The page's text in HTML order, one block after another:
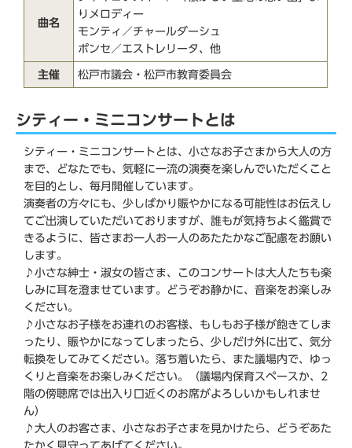
曲名
りメロディー
モンティ／チャールダーシュ
ポンセ／エストレリータ、他
主催 松戸市議会・松戸市教育委員会
シティー・ミニコンサートとは
シティー・ミニコンサートとは、小さなお子さまから大人の方
まで、どなたでも、気軽に一流の演奏を楽しんでいただくこと
を目的とし、毎月開催しています。
演奏者の方々にも、少しばかり賑やかになる可能性はお伝えし
てご出演していただいておりますが、誰もが気持ちよく鑑賞で
きるように、皆さまお一人お一人のあたたかなご配慮をお願い
します。
♪小さな紳士・淑女の皆さま、このコンサートは大人たちも楽
しみに耳を澄ませています。どうぞお静かに、音楽をお楽しみ
ください。
♪小さなお子様をお連れのお客様、もしもお子様が飽きてしま
ったり、賑やかになってしまったら、少しだけ外に出て、気分
転換をしてみてください。落ち着いたら、また議場内で、ゆっ
くりと音楽をお楽しみください。（議場内保育スペースか、2
階の傍聴席では出入り口近くのお席がよろしいかもしれませ
ん）
♪大人のお客さま、小さなお子さまを見かけたら、どうぞあた